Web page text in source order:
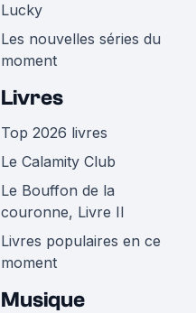
Lucky
Les nouvelles séries du
moment
Livres
Top 2026 livres
Le Calamity Club
Le Bouffon de la
couronne, Livre II
Livres populaires en ce
moment
Musique